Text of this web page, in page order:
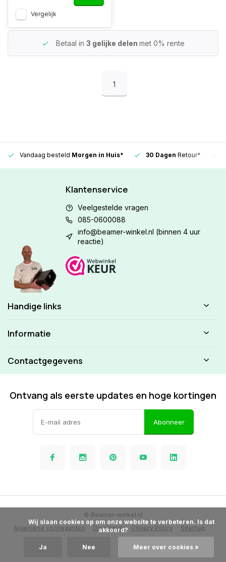
Vergelijk
Betaal in 3 gelijke delen met 0% rente
1
Vandaag besteld Morgen in Huis* 30 Dagen Retour*
Klantenservice
Veelgestelde vragen
085-0600088
info@beamer-winkel.nl (binnen 4 uur
reactie)
Handige links
Informatie
Contactgegevens
Ontvang als eerste updates en hoge kortingen
Abonneer
Algemene voorwaarden Disclaimer Privacy Policy Sitemap
© Beamer-winkel.nl
akkoord?
Ja Nee Meer over cookies »